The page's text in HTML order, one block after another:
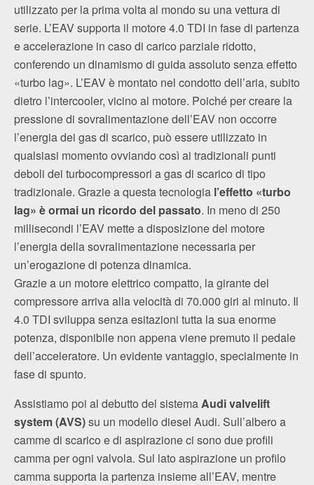
utilizzato per la prima volta al mondo su una vettura di
serie. L’EAV supporta il motore 4.0 TDI in fase di partenza
e accelerazione in caso di carico parziale ridotto,
conferendo un dinamismo di guida assoluto senza effetto
«turbo lag». L’EAV è montato nel condotto dell’aria, subito
dietro l’intercooler, vicino al motore. Poiché per creare la
pressione di sovralimentazione dell’EAV non occorre
l’energia dei gas di scarico, può essere utilizzato in
qualsiasi momento ovviando così ai tradizionali punti
deboli dei turbocompressori a gas di scarico di tipo
tradizionale. Grazie a questa tecnologia l’effetto «turbo
lag» è ormai un ricordo del passato. In meno di 250
millisecondi l’EAV mette a disposizione del motore
l’energia della sovralimentazione necessaria per
un’erogazione di potenza dinamica.
Grazie a un motore elettrico compatto, la girante del
compressore arriva alla velocità di 70.000 giri al minuto. Il
4.0 TDI sviluppa senza esitazioni tutta la sua enorme
potenza, disponibile non appena viene premuto il pedale
dell’acceleratore. Un evidente vantaggio, specialmente in
fase di spunto.
Assistiamo poi al debutto del sistemaAudi valvelift
system (AVS)su un modello diesel Audi. Sull’albero a
camme di scarico e di aspirazione ci sono due profili
camma per ogni valvola. Sul lato aspirazione un profilo
camma supporta la partenza insieme all’EAV, mentre